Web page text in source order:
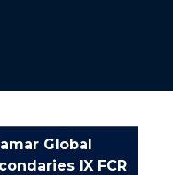
Global
IX FCR